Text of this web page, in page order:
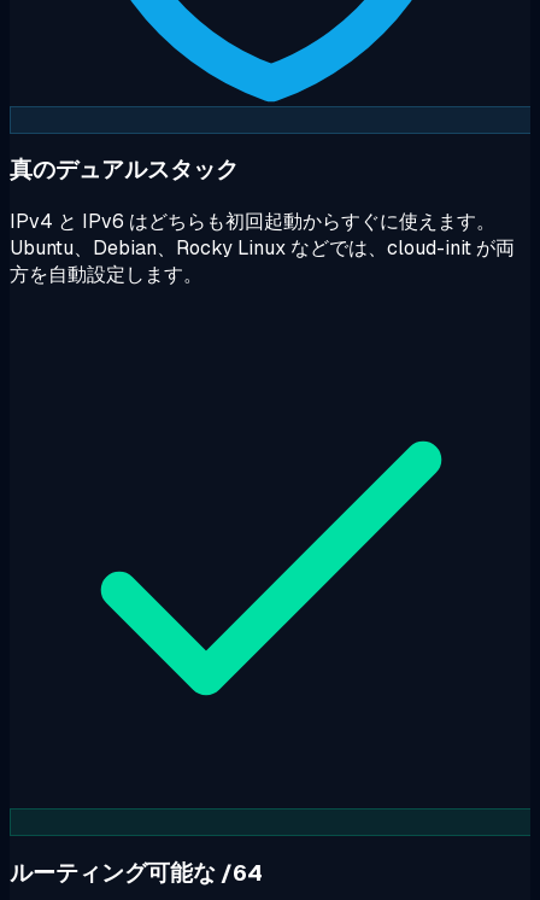
真のデュアルスタック
IPv4 と IPv6 はどちらも初回起動からすぐに使えます。
Ubuntu、Debian、Rocky Linux などでは、cloud-init が両
方を自動設定します。
ルーティング可能な /64